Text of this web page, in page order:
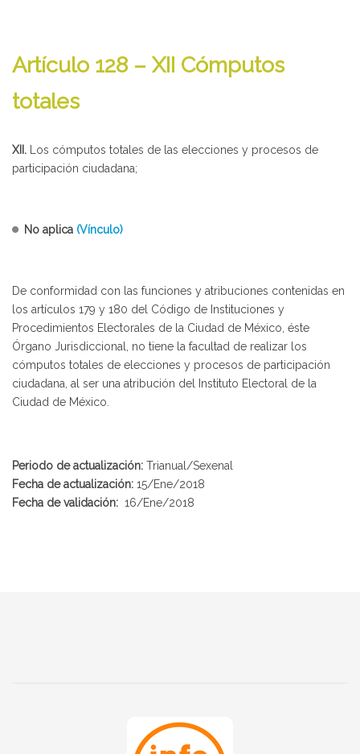
Artículo 128 – XII Cómputos
totales
XII.
Los cómputos totales de las elecciones y procesos de
participación ciudadana;
No aplica (Vínculo)
De conformidad con las funciones y atribuciones contenidas en
los artículos 179 y 180 del Código de Instituciones y
Procedimientos Electorales de la Ciudad de México, éste
Órgano Jurisdiccional, no tiene la facultad de realizar los
cómputos totales de elecciones y procesos de participación
ciudadana, al ser una atribución del Instituto Electoral de la
Ciudad de México.
Periodo de actualización: Trianual/Sexenal
Fecha de actualización: 15/Ene/2018
Fecha de validación: 16/Ene/2018